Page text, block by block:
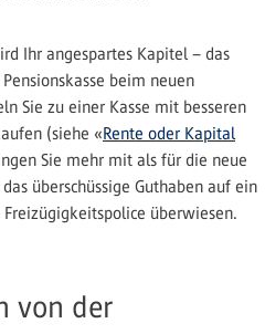
Ihr angespartes Kapitel – das
beim neuen
Sie zu einer Kasse mit besseren
(siehe «Rente oder Kapital
Sie mehr mit als für die neue
überschüssige Guthaben auf ein
überwiesen.
von der